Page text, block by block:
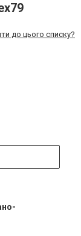
до цього списку?